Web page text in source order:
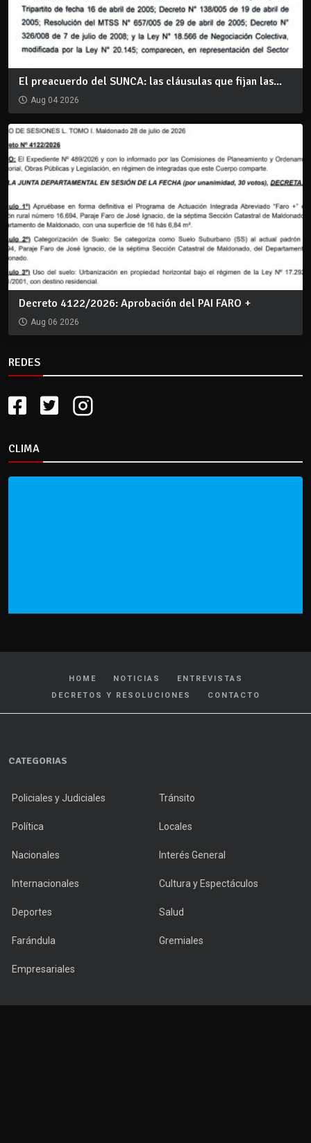
El preacuerdo del SUNCA: las cláusulas que fijan las...
Aug 04 2026
Decreto 4122/2026: Aprobación del PAI FARO +
Aug 06 2026
REDES
CLIMA
HOME NOTICIAS
ENTREVISTAS
DECRETOS Y RESOLUCIONES
CONTACTO
CATEGORIAS
Policiales y Judiciales Tránsito
Política Locales
Nacionales Interés General
Internacionales Cultura y Espectáculos
Deportes Salud
Farándula Gremiales
Empresariales